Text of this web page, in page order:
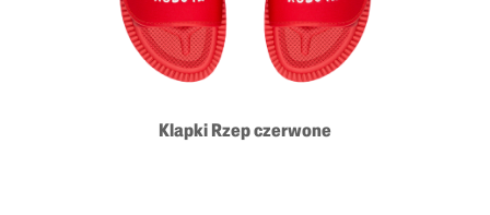
Klapki Rzep czerwone